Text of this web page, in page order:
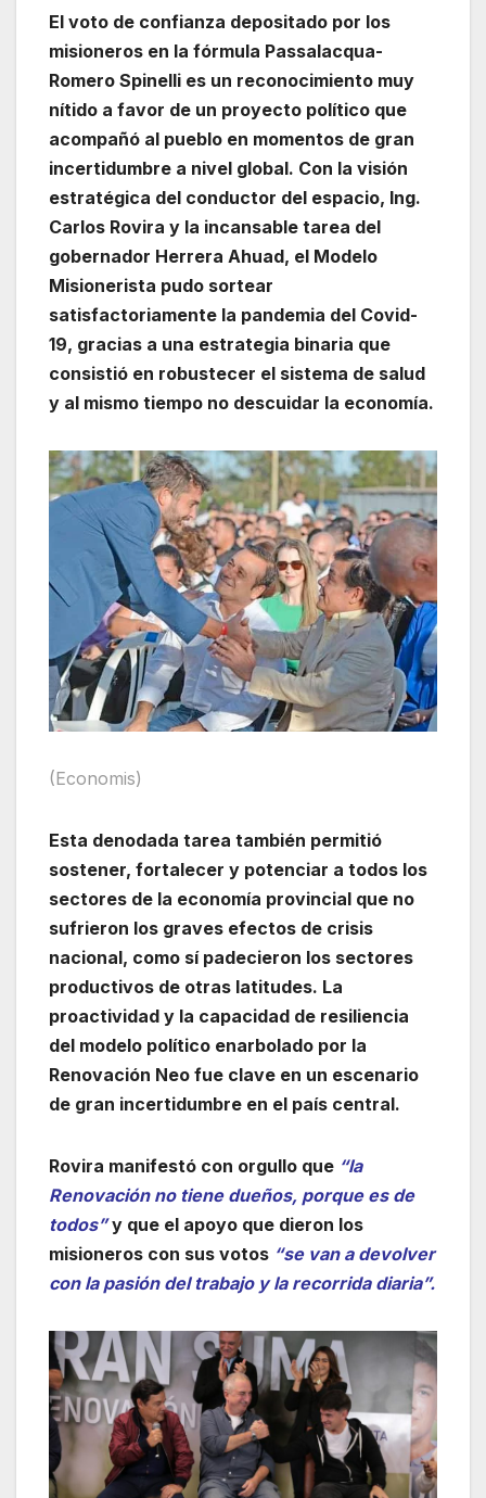
El voto de confianza depositado por los
misioneros en la fórmula Passalacqua-
Romero Spinelli es un reconocimiento muy
nítido a favor de un proyecto político que
acompañó al pueblo en momentos de gran
incertidumbre a nivel global. Con la visión
estratégica del conductor del espacio, Ing.
Carlos Rovira y la incansable tarea del
gobernador Herrera Ahuad, el Modelo
Misionerista pudo sortear
satisfactoriamente la pandemia del Covid-
19, gracias a una estrategia binaria que
consistió en robustecer el sistema de salud
y al mismo tiempo no descuidar la economía.
(Economis)
Esta denodada tarea también permitió
sostener, fortalecer y potenciar a todos los
sectores de la economía provincial que no
sufrieron los graves efectos de crisis
nacional, como sí padecieron los sectores
productivos de otras latitudes. La
proactividad y la capacidad de resiliencia
del modelo político enarbolado por la
Renovación Neo fue clave en un escenario
de gran incertidumbre en el país central.
Rovira manifestó con orgullo que “la
Renovación no tiene dueños, porque es de
todos”y que el apoyo que dieron los
misioneros con sus votos “se van a devolver
con la pasión del trabajo y la recorrida diaria”.